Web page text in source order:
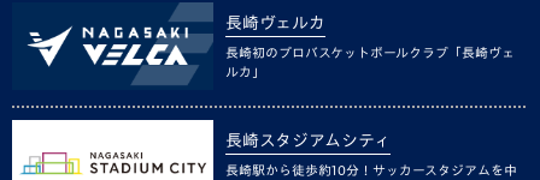
長崎ヴェルカ
長崎初のプロバスケットボールクラブ「長崎ヴェ
ルカ」
長崎スタジアムシティ
長崎駅から徒歩約10分！サッカースタジアムを中